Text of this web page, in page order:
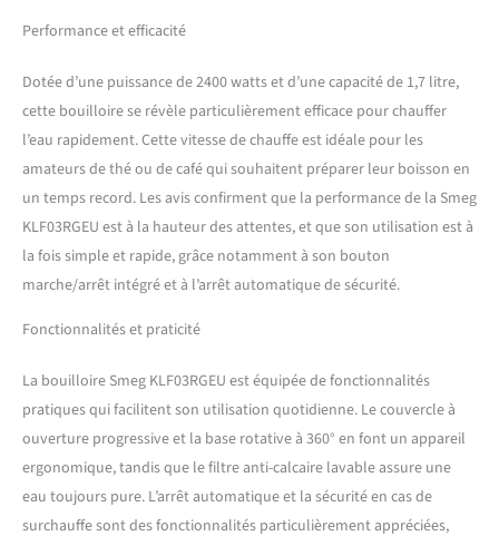
produit pratique et
fonctionnel PERFORMANCE
ET STYLE: Avec son mélange
de technologie et de style
légèrement rétro, la
bouilloire Smeg rend
chaque instant spécial en
chauffant l'eau en un
instant et de manière
précise et efficace
Performance et efficacité
Dotée d’une puissance de 2400 watts et d’une capacité de 1,7 litre,
cette bouilloire se révèle particulièrement efficace pour chauffer
l’eau rapidement. Cette vitesse de chauffe est idéale pour les
amateurs de thé ou de café qui souhaitent préparer leur boisson en
un temps record. Les avis confirment que la performance de la Smeg
KLF03RGEU est à la hauteur des attentes, et que son utilisation est à
la fois simple et rapide, grâce notamment à son bouton
marche/arrêt intégré et à l’arrêt automatique de sécurité.
Fonctionnalités et praticité
La bouilloire Smeg KLF03RGEU est équipée de fonctionnalités
pratiques qui facilitent son utilisation quotidienne. Le couvercle à
ouverture progressive et la base rotative à 360° en font un appareil
ergonomique, tandis que le filtre anti-calcaire lavable assure une
eau toujours pure. L’arrêt automatique et la sécurité en cas de
surchauffe sont des fonctionnalités particulièrement appréciées,